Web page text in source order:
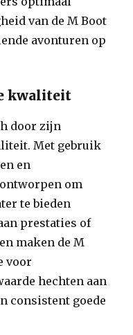
van de M Boot
avonturen op
kwaliteit
door zijn
Met gebruik
en
om
te bieden
prestaties of
maken de M
voor
hechten aan
consistent goede